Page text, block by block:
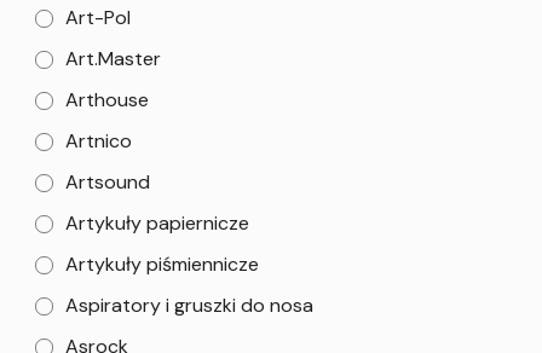
Art-Pol
Art.Master
Arthouse
Artnico
Artsound
Artykuły papiernicze
Artykuły piśmiennicze
Aspiratory i gruszki do nosa
Asrock